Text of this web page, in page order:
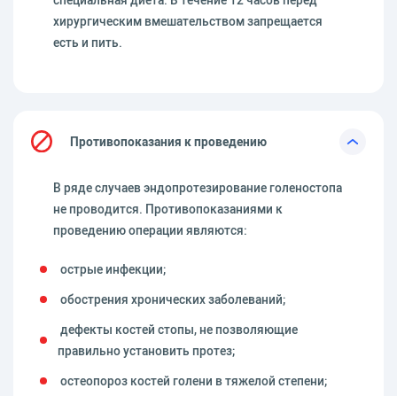
хирургическим вмешательством запрещается
есть и пить.
Противопоказания к проведению
В ряде случаев эндопротезирование голеностопа
не проводится. Противопоказаниями к
проведению операции являются:
острые инфекции;
обострения хронических заболеваний;
дефекты костей стопы, не позволяющие
правильно установить протез;
остеопороз костей голени в тяжелой степени;